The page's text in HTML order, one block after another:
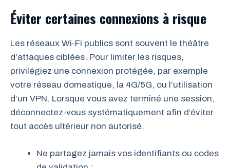
Éviter certaines connexions à risque
Les réseaux Wi-Fi publics sont souvent le théâtre
d’attaques ciblées. Pour limiter les risques,
privilégiez une connexion protégée, par exemple
votre réseau domestique, la 4G/5G, ou l’utilisation
d’un VPN. Lorsque vous avez terminé une session,
déconnectez-vous systématiquement afin d’éviter
tout accès ultérieur non autorisé.
Ne partagez jamais vos identifiants ou codes